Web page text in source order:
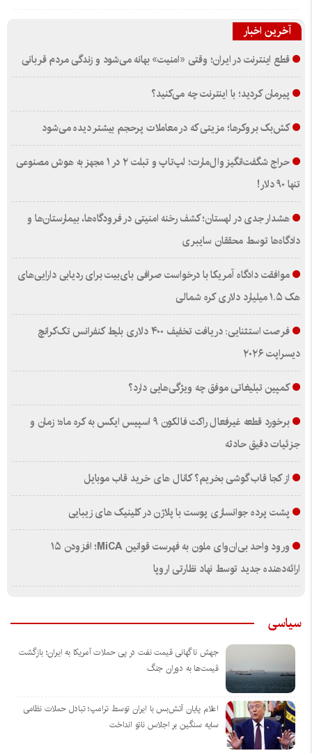
آخرین اخبار
قطع اینترنت در ایران؛ وقتی «امنیت» بهانه می‌شود و زندگی مردم قربانی
پیرمان کردید؛ با اینترنت چه می‌کنید؟
کش‌بک بروکرها؛ مزیتی که در معاملات پرحجم بیشتر دیده می‌شود
حراج شگفت‌انگیز وال‌مارت؛ لپ‌تاپ و تبلت ۲ در ۱ مجهز به هوش مصنوعی
تنها ۹۰ دلار!
هشدار جدی در لهستان؛ کشف رخنه امنیتی در فرودگاه‌ها، بیمارستان‌ها و
دادگاه‌ها توسط محققان سایبری
موافقت دادگاه آمریکا با درخواست صرافی بای‌بیت برای ردیابی دارایی‌های
هک ۱.۵ میلیارد دلاری کره شمالی
فرصت استثنایی: دریافت تخفیف ۴۰۰ دلاری بلیط کنفرانس تک‌کرانچ
دیسراپت ۲۰۲۶
کمپین تبلیغاتی موفق چه ویژگی‌هایی دارد؟
برخورد قطعه غیرفعال راکت فالکون ۹ اسپیس ایکس به کره ماه؛ زمان و
جزئیات دقیق حادثه
از کجا قاب گوشی بخریم؟ کانال های خرید قاب موبایل
پشت پرده جوانسازی پوست با پلاژن در کلینیک های زیبایی
ورود واحد بی‌ان‌وای ملون به فهرست قوانین MiCA؛ افزودن ۱۵
ارائه‌دهنده جدید توسط نهاد نظارتی اروپا
سیاسی
جهش ناگهانی قیمت نفت در پی حملات آمریکا به ایران؛ بازگشت
قیمت‌ها به دوران جنگ
اعلام پایان آتش‌بس با ایران توسط ترامپ؛ تبادل حملات نظامی
سایه سنگین بر اجلاس ناتو انداخت